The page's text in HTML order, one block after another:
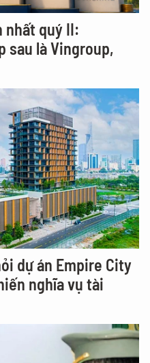
nhất quý II:
sau là Vingroup,
dự án Empire City
nghĩa vụ tài